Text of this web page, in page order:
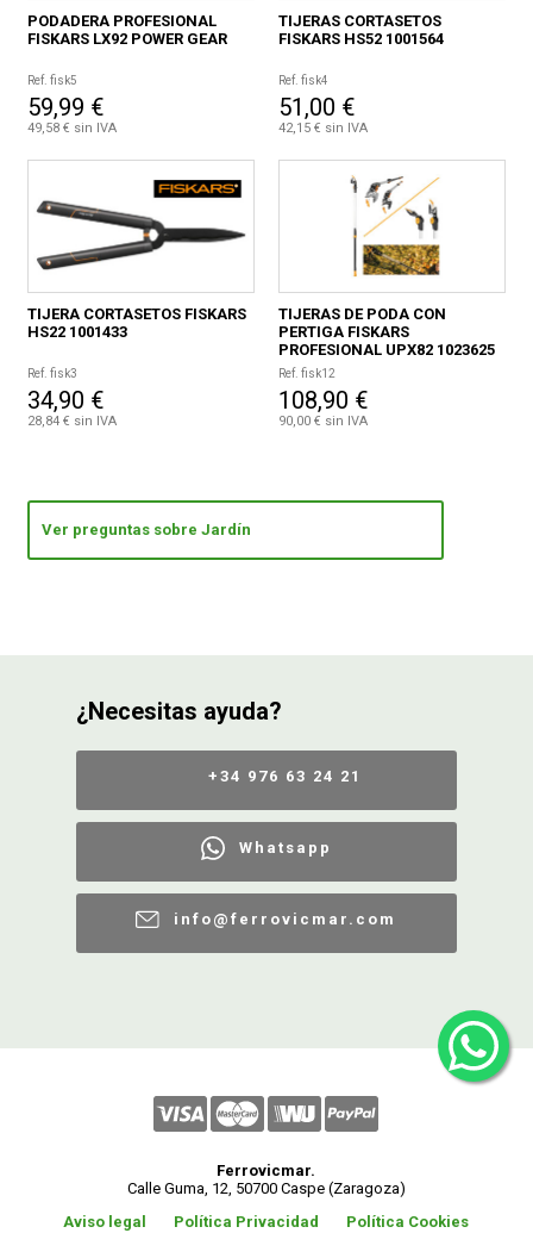
PODADERA PROFESIONAL
FISKARS LX92 POWER GEAR
Ref. fisk5
59,99 €
49,58 € sin IVA
TIJERAS CORTASETOS
FISKARS HS52 1001564
Ref. fisk4
51,00 €
42,15 € sin IVA
TIJERA CORTASETOS FISKARS
HS22 1001433
Ref. fisk3
34,90 €
28,84 € sin IVA
TIJERAS DE PODA CON
PERTIGA FISKARS
PROFESIONAL UPX82 1023625
Ref. fisk12
108,90 €
90,00 € sin IVA
Ver preguntas sobre Jardín
¿Necesitas ayuda?
+34 976 63 24 21
Whatsapp
info@ferrovicmar.com
Ferrovicmar.
Calle Guma, 12, 50700 Caspe (Zaragoza)
Aviso legal
Política Privacidad Política Cookies